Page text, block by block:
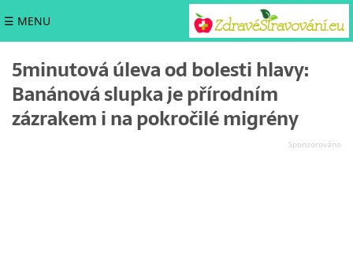
☰ MENU
5minutová úleva od bolesti hlavy:
Banánová slupka je přírodním
zázrakem i na pokročilé migrény